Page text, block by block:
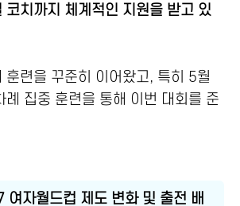
코치까지 체계적인 지원을 받고 있
훈련을 꾸준히 이어왔고, 특히 5월
례 집중 훈련을 통해 이번 대회를 준
여자월드컵 제도 변화 및 출전 배